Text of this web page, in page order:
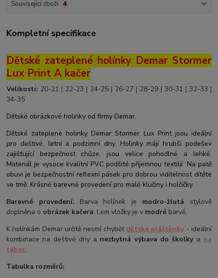
Související zboží 4
Kompletní specifikace
Dětské zateplené holínky Demar Stormer
Lux Print A kačer
Velikosti: 20-21 | 22-23 | 24-25 | 26-27 | 28-29 | 30-31 | 32-33 |
34-35
Dětské obrázkové holinky od firmy Demar.
Dětské zateplené holinky Demar Stormer Lux Print jsou ideální
pro deštivé, letní a podzimní dny. Holinky májí hrubší podešev
zajišťující bezpečnost chůze, jsou velice pohodlné a lehké.
Materiál je vysoce kvalitní PVC podšité příjemnou textilií. Na patě
obuvi je bezpečnostní reflexní pásek pro dobrou viditelnost dítěte
ve tmě. Krásné barevné provedení pro malé klučiny i holčičky.
Barevné provedení: Barva holínek je modro-žlutá stylově
doplněna o obrázek kačera. Lem vložky je v modré barvě.
K holínkám Demar určitě nesmí chybět dětské pláštěnky - ideální
kombinace na deštivé dny a nezbytná výbava do školkya na
tábor.
Tabulka rozměrů: